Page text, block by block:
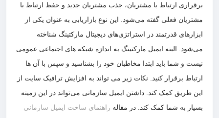
ارتباط با مشتریان، جذب مشتریان جدید و حفظ ارتباط با
فعلی گفته می‌شود. این نوع بازاریابی به عنوان یکی از
قدرتمند در استراتژی‌های دیجیتال مارکتینگ شناخته
البته ایمیل مارکتینگ به اندازه شبکه های اجتماعی عمومی
و شما باید ابتدا مخاطبان خود را بشناسید و سپس با آن ها
برقرار کنید. نکات زیر می تواند به افزایش ترافیک سایت از
طریق کمک کند. داشتن ایمیل سازمانی می‌تواند در این زمینه
به شما کمک کند. در مقالهراهنمای ساخت ایمیل سازمانی